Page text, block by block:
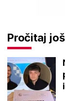
Pročitaj još